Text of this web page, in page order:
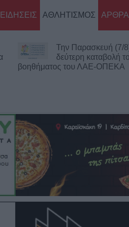
ΕΙΔΗΣΕΙΣ ΑΘΛΗΤΙΣΜΟΣ ΑΡΘΡΑ
Νεκρός
περιοχή του
Πιθανό παθολογικό αίτιο